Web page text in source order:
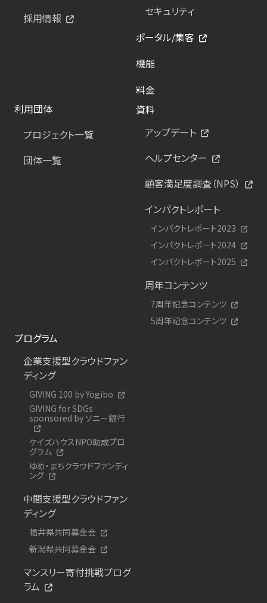
採用情報
セキュリティ
ポータル/集客
機能
料金
利用団体
プロジェクト一覧
団体一覧
資料
アップデート
ヘルプセンター
顧客満足度調査（NPS）
インパクトレポート
インパクトレポート2023
インパクトレポート2024
インパクトレポート2025
周年コンテンツ
7周年記念コンテンツ
5周年記念コンテンツ
プログラム
企業支援型クラウドファン
ディング
GIVING 100 by Yogibo
GIVING for SDGs
sponsored by ソニー銀行
ケイズハウスNPO助成プロ
グラム
ゆめ・まちクラウドファンディ
ング
中間支援型クラウドファン
ディング
福井県共同募金会
新潟県共同募金会
マンスリー寄付挑戦プログ
ラム